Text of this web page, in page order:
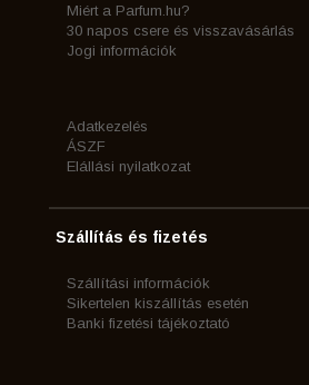
Miért a Parfum.hu?
30 napos csere és visszavásárlás
Jogi információk
Adatkezelés
ÁSZF
Elállási nyilatkozat
Szállítás és fizetés
Szállítási információk
Sikertelen kiszállítás esetén
Banki fizetési tájékoztató